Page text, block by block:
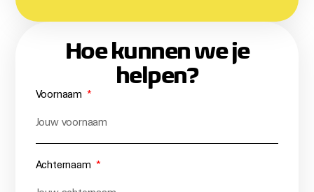
Hoe kunnen we je
helpen?
Voornaam
Achternaam